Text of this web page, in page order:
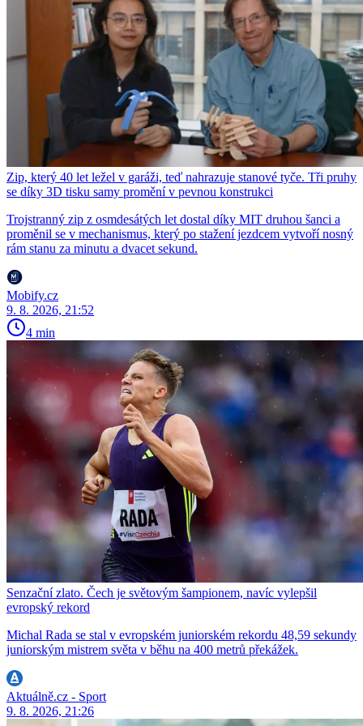
Zip, který 40 let ležel v garáži, teď nahrazuje stanové tyče. Tři pruhy
se díky 3D tisku samy promění v pevnou konstrukci
Trojstranný zip z osmdesátých let dostal díky MIT druhou šanci a
proměnil se v mechanismus, který po stažení jezdcem vytvoří nosný
rám stanu za minutu a dvacet sekund.
Mobify.cz
9. 8. 2026, 21:52
4 min
Senzační zlato. Čech je světovým šampionem, navíc vylepšil
evropský rekord
Michal Rada se stal v evropském juniorském rekordu 48,59 sekundy
juniorským mistrem světa v běhu na 400 metrů překážek.
Aktuálně.cz - Sport
9. 8. 2026, 21:26